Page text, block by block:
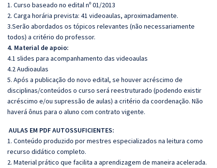
1. Curso baseado no edital nº 01/2013
2. Carga horária prevista: 41 videoaulas, aproximadamente.
3.Serão abordados os tópicos relevantes (não necessariamente
todos) a critério do professor.
4. Material de apoio:
4.1 slides para acompanhamento das videoaulas
4.2 Audioaulas
5. Após a publicação do novo edital, se houver acréscimo de
disciplinas/conteúdos o curso será reestruturado (podendo existir
acréscimo e/ou supressão de aulas) a critério da coordenação. Não
haverá ônus para o aluno com contrato vigente.
AULAS EM PDF AUTOSSUFICIENTES:
1. Conteúdo produzido por mestres especializados na leitura como
recurso didático completo.
2. Material prático que facilita a aprendizagem de maneira acelerada.